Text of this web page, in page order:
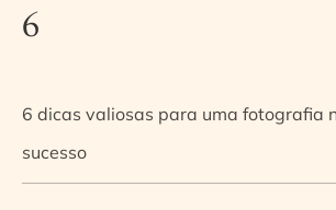
6
6 dicas valiosas para uma fotografia
sucesso